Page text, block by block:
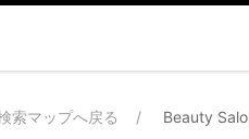
索マップへ戻る Beauty